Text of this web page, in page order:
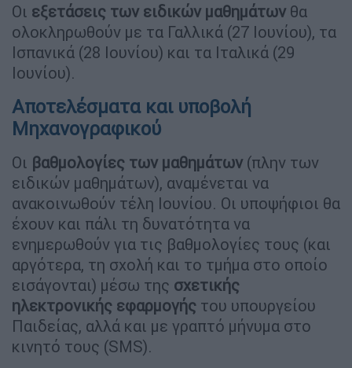
Οι εξετάσεις των ειδικών μαθημάτων θα
ολοκληρωθούν με τα Γαλλικά (27 Ιουνίου), τα
Ισπανικά (28 Ιουνίου) και τα Ιταλικά (29
Ιουνίου).
Αποτελέσματα και υποβολή
Μηχανογραφικού
Οι βαθμολογίες των μαθημάτων (πλην των
ειδικών μαθημάτων), αναμένεται να
ανακοινωθούν τέλη Ιουνίου. Οι υποψήφιοι θα
έχουν και πάλι τη δυνατότητα να
ενημερωθούν για τις βαθμολογίες τους (και
αργότερα, τη σχολή και το τμήμα στο οποίο
εισάγονται) μέσω της σχετικής
ηλεκτρονικής εφαρμογής του υπουργείου
Παιδείας, αλλά και με γραπτό μήνυμα στο
κινητό τους (SMS).